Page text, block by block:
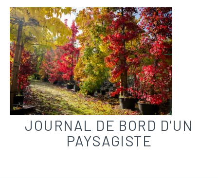
JOURNAL DE BORD D'UN
PAYSAGISTE